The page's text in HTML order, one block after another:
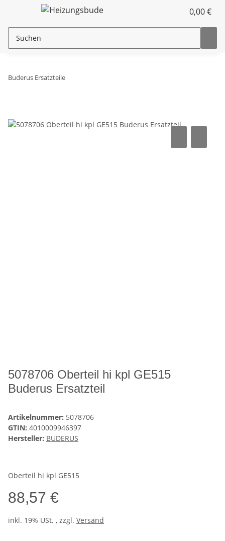
0,00 €
Buderus Ersatzteile
5078706 Oberteil hi kpl GE515
Buderus Ersatzteil
Artikelnummer: 5078706
GTIN: 4010009946397
Hersteller: BUDERUS
Oberteil hi kpl GE515
88,57 €
inkl. 19% USt. , zzgl. Versand